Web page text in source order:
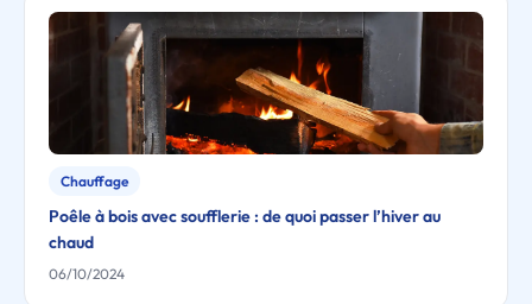
Chauffage
Poêle à bois avec soufflerie : de quoi passer l’hiver au
chaud
06/10/2024